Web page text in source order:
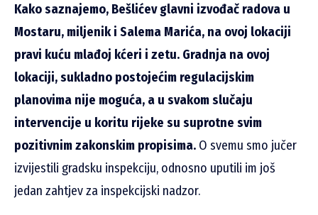
Kako saznajemo, Bešlićev glavni izvođač radova u
Mostaru, miljenik i Salema Marića, na ovoj lokaciji
pravi kuću mlađoj kćeri i zetu. Gradnja na ovoj
lokaciji, sukladno postojećim regulacijskim
planovima nije moguća, a u svakom slučaju
intervencije u koritu rijeke su suprotne svim
pozitivnim zakonskim propisima. O svemu smo jučer
izvijestili gradsku inspekciju, odnosno uputili im još
jedan zahtjev za inspekcijski nadzor.